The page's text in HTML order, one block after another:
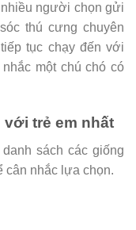
nhiều người chọn gửi
thú cưng chuyên
tục chạy đến với
một chú chó có
trẻ em nhất
sách các giống
cân nhắc lựa chọn.